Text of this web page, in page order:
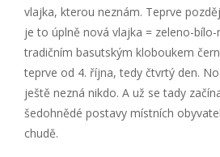
vlajka, kterou neznám. Teprve
je to úplně nová vlajka = zeleno-
tradičním basutským kloboukem
teprve od 4. října, tedy čtvrtý den.
ještě nezná nikdo. A už se tady
šedohnědé postavy místních
chudě.